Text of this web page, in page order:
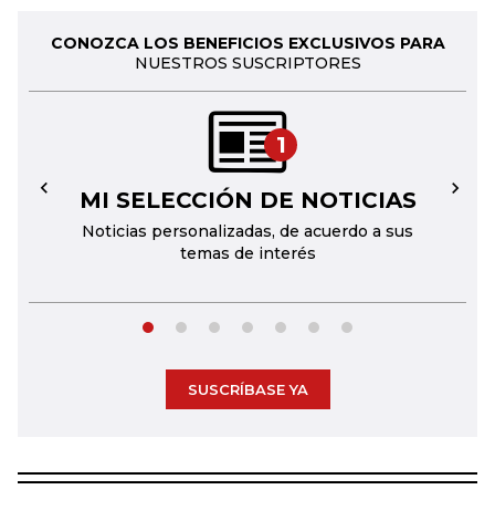
CONOZCA LOS BENEFICIOS EXCLUSIVOS PARA
NUESTROS SUSCRIPTORES
1
MI SELECCIÓN DE NOTICIAS
Noticias personalizadas, de acuerdo a sus
temas de interés
← →
SUSCRÍBASE YA